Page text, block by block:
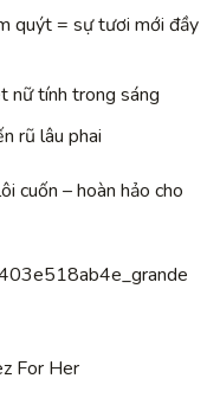
quýt = sự tươi mới đầy
nữ tính trong sáng
rũ lâu phai
cuốn – hoàn hảo cho
For Her